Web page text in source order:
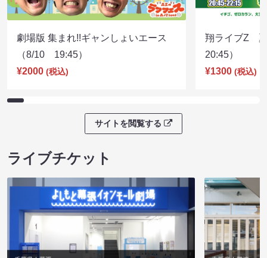
劇場版 集まれ!!ギャンしょいエース
（8/10 19:45）
¥2000 (税込)
翔ライブZ
20:45）
¥1300 (税込)
サイトを閲覧する
ライブチケット